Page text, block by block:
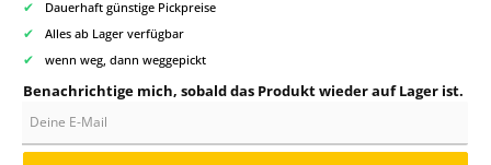
✔ Dauerhaft günstige Pickpreise
✔ Alles ab Lager verfügbar
✔ wenn weg, dann weggepickt
Benachrichtige mich, sobald das Produkt wieder auf Lager ist.